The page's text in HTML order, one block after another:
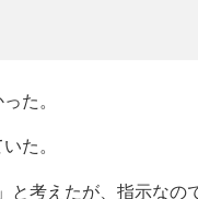
た。
た。
と考えたが、指示なの